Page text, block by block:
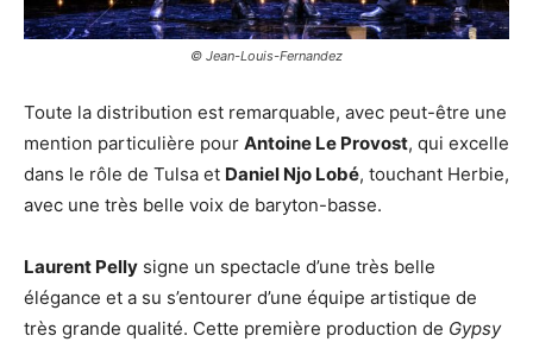
© Jean-Louis-Fernandez
Toute la distribution est remarquable, avec peut-être une
mention particulière pour Antoine Le Provost, qui excelle
dans le rôle de Tulsa et Daniel Njo Lobé, touchant Herbie,
avec une très belle voix de baryton-basse.
Laurent Pelly signe un spectacle d’une très belle
élégance et a su s’entourer d’une équipe artistique de
très grande qualité. Cette première production de Gypsy